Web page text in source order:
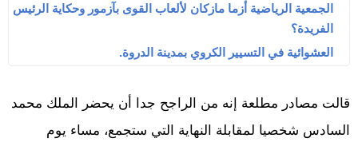
الجمعية الرياضية أزما مازكان لألعاب القوى بآزمور وحكاية الرئيس
الفريدة؟
العشوائية في التسيير الكروي بمدينة الدروة.
قالت مصادر مطلعة إنه من الراجح جدا أن يحضر الملك محمد
السادس شخصيا لمقابلة النهاية التي ستجمع، مساء يوم